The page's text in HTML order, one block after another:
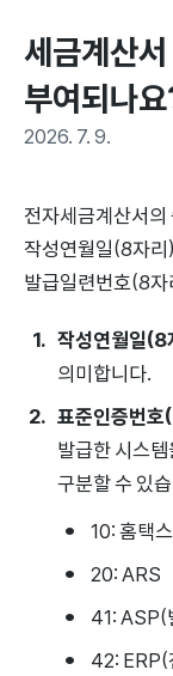
세금계산
부여되나
2026. 7. 9.
전자세금계산서
작성연월일(8자
발급일련번호(8
작성연월일(8
의미합니다.
표준인증번
발급한 시스
구분할 수 있
10: 홈택스
20: ARS
41: ASP(
42: ERP(